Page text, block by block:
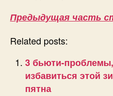
Предыдущая часть
Related posts:
3 бьюти-
избавиться этой
пятна